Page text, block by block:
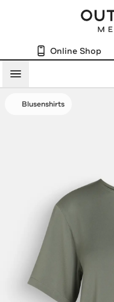
Online Shop
Menü
Blusenshirts